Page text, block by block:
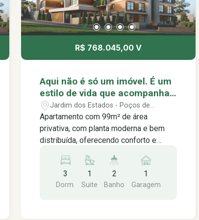
R$ 768.045,00 V
Aqui não é só um imóvel. É um
estilo de vida que acompanha
o seu ritmo. Music Residence,
viva no seu melhor ritmo.
Jardim dos Estados - Poços de
Caldas/MG
Apartamento com 99m² de área
privativa, com planta moderna e bem
distribuída, oferecendo conforto e
imóvel conta com 3 dormitórios sendo
1 suíte, lavabo, sala integrada com a
cozinha, proporcionando um ambiente
3
Dorm.
1
Suite
2
Banho
1
Garagem